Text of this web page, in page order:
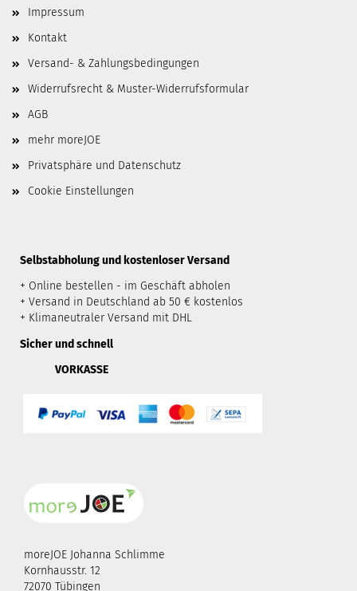
Impressum
Kontakt
Versand- & Zahlungsbedingungen
Widerrufsrecht & Muster-Widerrufsformular
AGB
mehr moreJOE
Privatsphäre und Datenschutz
Cookie Einstellungen
​Selbstabholung und kostenloser Versand
+ Online bestellen - im Geschäft abholen
+ Versand in Deutschland ab 50 € kostenlos
+ Klimaneutraler Versand mit DHL
Sicher und schnell
VORKASSE
moreJOE Johanna Schlimme
Kornhausstr. 12
72070 Tübingen